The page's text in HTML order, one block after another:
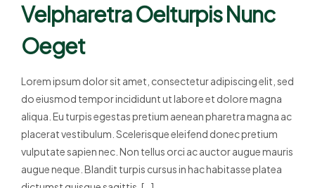
Velpharetra Oelturpis Nunc
Oeget
Lorem ipsum dolor sit amet, consectetur adipiscing elit, sed
do eiusmod tempor incididunt ut labore et dolore magna
aliqua. Eu turpis egestas pretium aenean pharetra magna ac
placerat vestibulum. Scelerisque eleifend donec pretium
vulputate sapien nec. Non tellus orci ac auctor augue mauris
augue neque. Blandit turpis cursus in hac habitasse platea